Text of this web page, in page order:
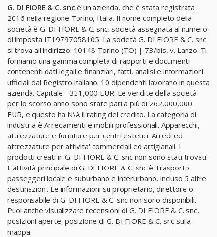
G. DI FIORE & C. snc è un'azienda, che è stata registrata
2016 nella regione Torino, Italia. Il nome completo della
società è G. DI FIORE & C. snc, società assegnata al numero
di imposta IT19797058105. La società G. DI FIORE & C. snc
si trova all'indirizzo: 10148 Torino (TO) | 73/bis, v. Lanzo. Ti
forniamo una gamma completa di rapporti e documenti
contenenti dati legali e finanziari, fatti, analisi e informazioni
ufficiali dal Registro italiano. 10 dipendenti lavorano in questa
azienda. Capitale - 331,000 EUR. Le vendite della società
per lo scorso anno sono state pari a più di 262,000,000
EUR, e questo ha N\A il rating del credito. La categoria di
industria è Arredamenti e mobili professionali. Apparecchi,
attrezzature e forniture per centri estetici. Arredi ed
attrezzature per attivita' commerciali ed artigianali. I
prodotti creati in G. DI FIORE & C. snc non sono stati trovati.
L'attività principale di G. DI FIORE & C. snc è Trasporto
passeggeri locale e suburbano e interurbano, incluso 5 altre
destinazioni. Le informazioni su proprietario, direttore o
responsabile di G. DI FIORE & C. snc non sono disponibili.
Puoi anche visualizzare recensioni di G. DI FIORE & C. snc,
posizioni aperte, posizione di G. DI FIORE & C. snc sulla
mappa.